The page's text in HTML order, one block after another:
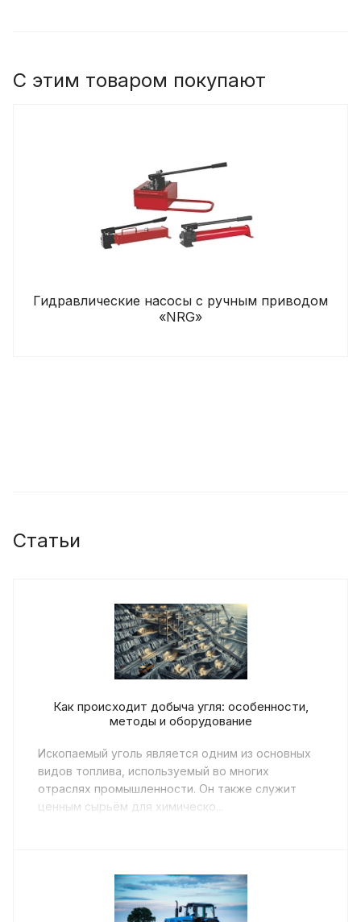
С этим товаром покупают
Гидравлические насосы с ручным приводом
«NRG»
Статьи
Как происходит добыча угля: особенности,
методы и оборудование
Ископаемый уголь является одним из основных
видов топлива, используемый во многих
отраслях промышленности. Он также служит
ценным сырьём для химическо...